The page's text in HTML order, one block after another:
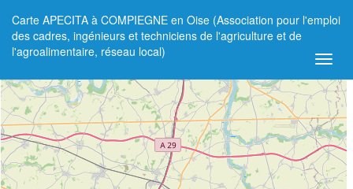
Carte APECITA à COMPIEGNE en Oise (Association pour l'emploi
des cadres, ingénieurs et techniciens de l'agriculture et de
l'agroalimentaire, réseau local)
+
−